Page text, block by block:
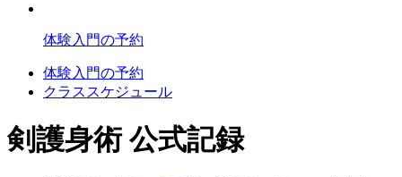
体験入門の予約
体験入門の予約
クラススケジュール
剣護身術 公式記録